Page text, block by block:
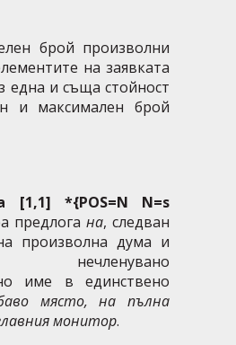
брой произволни
на заявката
една и съща стойност
и максимален брой
[1,1] *{POS=N N=s
предлога на, следван
произволна дума и
нечленувано
име в единствено
място, на пълна
монитор.